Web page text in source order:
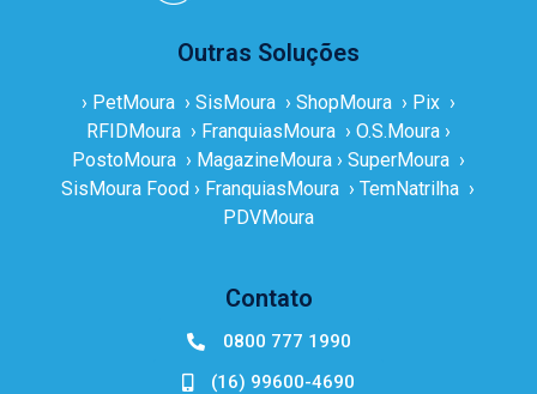
Outras Soluções
› PetMoura › SisMoura › ShopMoura› Pix ›
RFIDMoura › FranquiasMoura › O.S.Moura ›
PostoMoura › MagazineMoura › SuperMoura ›
SisMoura Food › FranquiasMoura › TemNatrilha ›
PDVMoura
Contato
0800 777 1990
(16) 99600-4690